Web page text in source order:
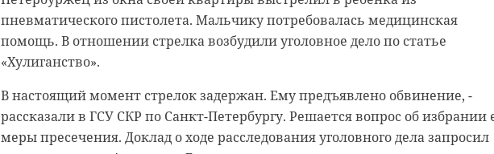
пневматического пистолета. Мальчику потребовалась медицинская
помощь. В отношении стрелка возбудили уголовное дело по статье
«Хулиганство».
В настоящий момент стрелок задержан. Ему предъявлено обвинение, -
рассказали в ГСУ СКР по Санкт-Петербургу. Решается вопрос об избрании
меры пресечения. Доклад о ходе расследования уголовного дела запросил
в её составе, участвуя в образовании торфа.
сотрудники полиции оперативно установили местонахождение 27-летнего
мужчины, а затем задержали его. Преступник уже дал показания.
Возбуждено уголовное дело по статье Покушение на убийство, - сообщили в
обвинения и избрании меры пресечения.